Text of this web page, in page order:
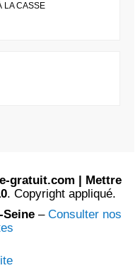
LA CASSE
gratuit.com | Mettre
. Copyright appliqué.
Seine– Consulter nos